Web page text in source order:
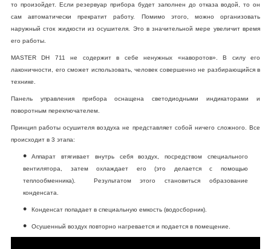
то произойдет. Если резервуар прибора будет заполнен до отказа водой, то он
сам автоматически прекратит работу. Помимо этого, можно организовать
наружный сток жидкости из осушителя. Это в значительной мере увеличит время
его работы.
MASTER DH 711 не содержит в себе ненужных «наворотов». В силу его
лаконичности, его сможет использовать, человек совершенно не разбирающийся в
технике.
Панель управления прибора оснащена светодиодными индикаторами и
поворотным переключателем.
Принцип работы осушителя воздуха не представляет собой ничего сложного. Все
происходит в 3 этапа:
Аппарат втягивает внутрь себя воздух, посредством специального
вентилятора, затем охлаждает его (это делается с помощью
теплообменника). Результатом этого становиться образование
конденсата.
Конденсат попадает в специальную емкость (водосборник).
Осушенный воздух повторно нагревается и подается в помещение.